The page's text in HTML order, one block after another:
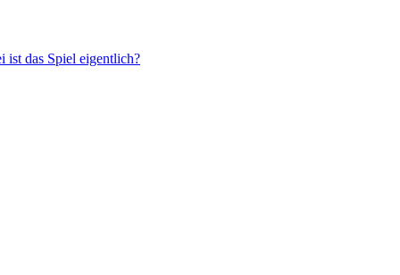
ist das Spiel eigentlich?